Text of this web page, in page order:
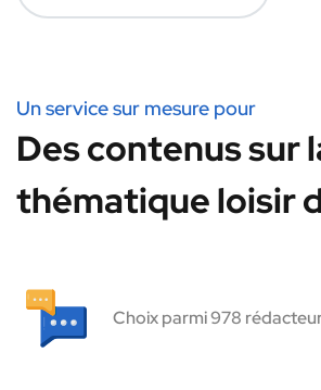
Un service sur mesure pour
Des contenus sur
thématique loisir
Choix parmi 978